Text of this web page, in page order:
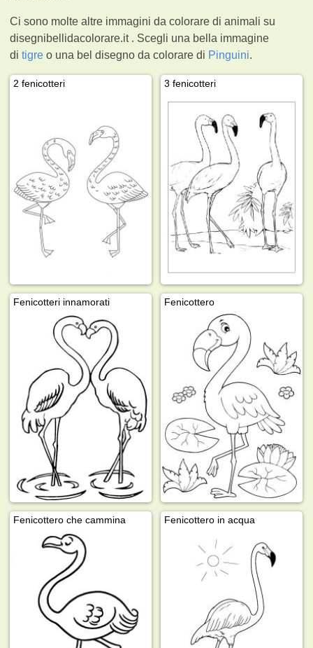
Ci sono molte altre immagini da colorare di animali su
disegnibellidacolorare.it . Scegli una bella immagine
ditigre o una bel disegno da colorare di Pinguini.
2 fenicotteri 3 fenicotteri
Fenicotteri innamorati Fenicottero
Fenicottero che cammina Fenicottero in acqua